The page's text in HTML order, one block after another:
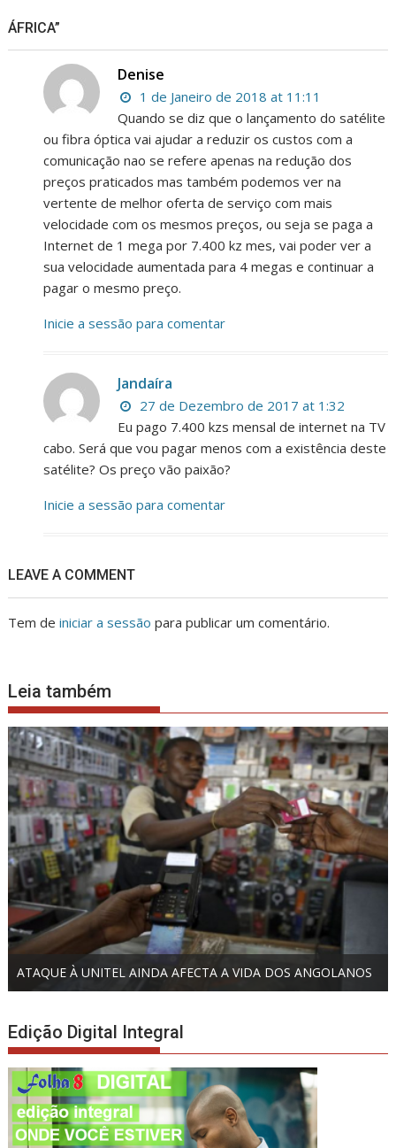
ÁFRICA”
Denise
1 de Janeiro de 2018 at 11:11
Quando se diz que o lançamento do satélite
ou fibra óptica vai ajudar a reduzir os custos com a
comunicação nao se refere apenas na redução dos
preços praticados mas também podemos ver na
vertente de melhor oferta de serviço com mais
velocidade com os mesmos preços, ou seja se paga a
Internet de 1 mega por 7.400 kz mes, vai poder ver a
sua velocidade aumentada para 4 megas e continuar a
pagar o mesmo preço.
Inicie a sessão para comentar
Jandaíra
27 de Dezembro de 2017 at 1:32
Eu pago 7.400 kzs mensal de internet na TV
cabo. Será que vou pagar menos com a existência deste
satélite? Os preço vão paixão?
Inicie a sessão para comentar
LEAVE A COMMENT
Tem deiniciar a sessão para publicar um comentário.
Leia também
ATAQUE À UNITEL AINDA AFECTA A VIDA DOS ANGOLANOS
Edição Digital Integral